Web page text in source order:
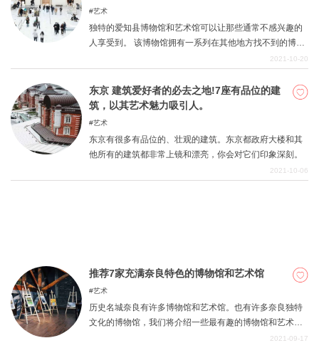
艺术
独特的爱知县博物馆和艺术馆可以让那些通常不感兴趣的
人享受到。 该博物馆拥有一系列在其他地方找不到的博物
馆和艺术馆，包括科学、汽车、餐具和儿童博物馆，因
我们建议你在其中一个地方停留。
2021-10-20
东京 建筑爱好者的必去之地!7座有品位的建
筑，以其艺术魅力吸引人。
艺术
东京有很多有品位的、壮观的建筑。东京都政府大楼和其
他所有的建筑都非常上镜和漂亮，你会对它们印象深刻。
2021-10-06
推荐7家充满奈良特色的博物馆和艺术馆
艺术
历史名城奈良有许多博物馆和艺术馆。也有许多奈良独特
文化的博物馆，我们将介绍一些最有趣的博物馆和艺术
馆。 历史博物馆、档案馆和所有这些东西？你会惊讶于这
2021-09-17